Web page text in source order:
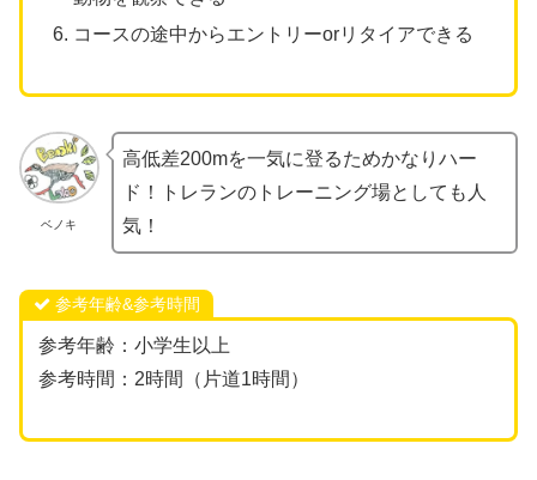
コースの途中からエントリーorリタイアできる
ベノキ
高低差200mを一気に登るためかなりハー
ド！トレランのトレーニング場としても人
気！
参考年齢&参考時間
参考年齢：小学生以上
参考時間：2時間（片道1時間）